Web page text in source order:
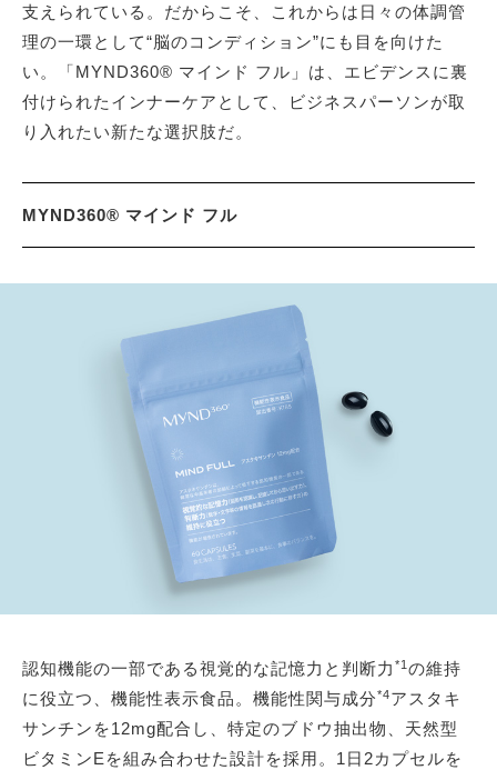
支えられている。だからこそ、これからは日々の体調管
理の一環として“脳のコンディション”にも目を向けた
い。「MYND360® マインド フル」は、エビデンスに裏
付けられたインナーケアとして、ビジネスパーソンが取
り入れたい新たな選択肢だ。
MYND360® マインド フル
認知機能の一部である視覚的な記憶力と判断力 *1 の維持
に役立つ、機能性表示食品。機能性関与成分*4アスタキ
サンチンを12mg配合し、特定のブドウ抽出物、天然型
ビタミンEを組み合わせた設計を採用。1日2カプセルを